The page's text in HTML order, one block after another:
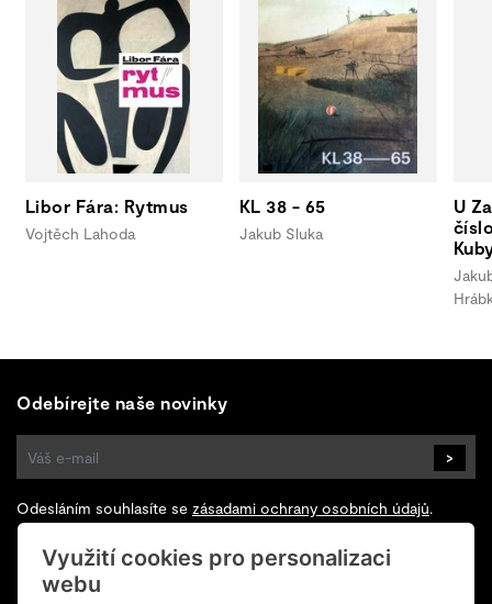
Libor Fára: Rytmus
Vojtěch Lahoda
KL 38 - 65
Jakub Sluka
U
Odebírejte naše novinky
>
Odesláním souhlasíte se zásadami ochrany osobních údajů.
Sledujte nás na Facebooku
Využití cookies pro personalizaci
webu